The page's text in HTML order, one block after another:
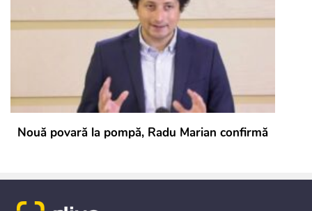
Nouă povară la pompă, Radu Marian confirmă